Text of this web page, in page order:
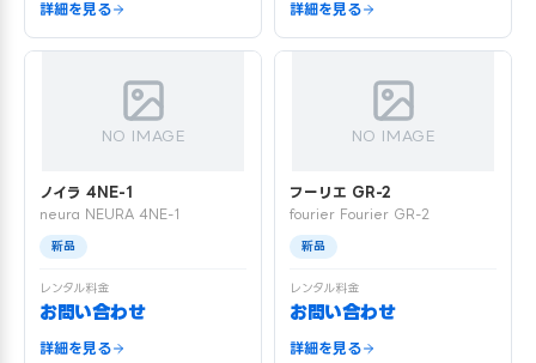
詳細を見る 詳細を見る
NO IMAGE
ノイラ 4NE-1
neura NEURA 4NE-1
新品
レンタル料金
お問い合わせ
詳細を見る
NO IMAGE
フーリエ GR-2
fourier Fourier GR-2
新品
レンタル料金
お問い合わせ
詳細を見る